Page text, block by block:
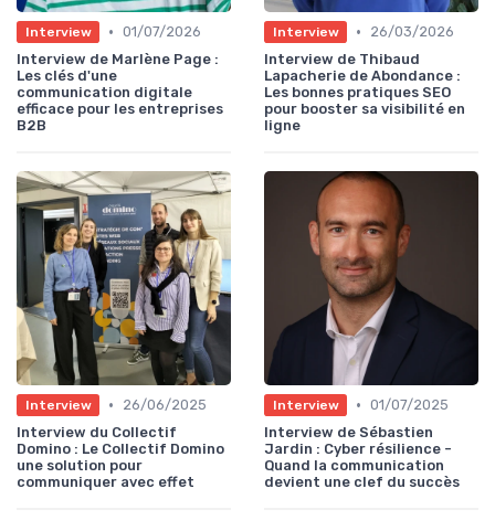
Interview • 01/07/2026
Interview de Marlène Page :
Les clés d'une
communication digitale
efficace pour les entreprises
B2B
Interview •
26/03/2026
Interview de Thibaud
Lapacherie de Abondance :
Les bonnes pratiques SEO
pour booster sa visibilité en
ligne
Interview •
26/06/2025
Interview du Collectif
Domino : Le Collectif Domino
une solution pour
communiquer avec effet
Interview • 01/07/2025
Interview de Sébastien
Jardin : Cyber résilience -
Quand la communication
devient une clef du succès